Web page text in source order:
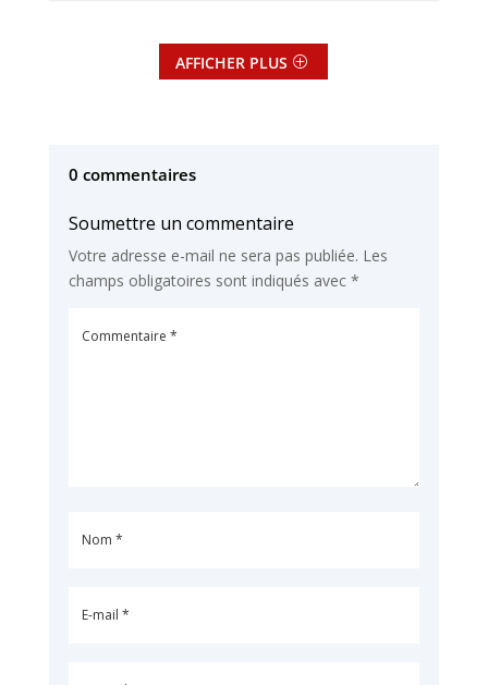
AFFICHER PLUS
0 commentaires
Soumettre un commentaire
Votre adresse e-mail ne sera pas publiée. Les
champs obligatoires sont indiqués avec *